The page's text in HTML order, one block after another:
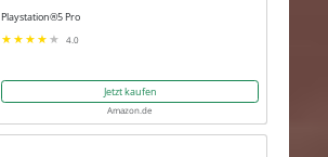
Playstation®5 Pro
4.0
Jetzt kaufen
Amazon.de